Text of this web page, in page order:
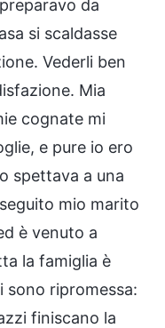
da
si scaldasse
Vederli ben
Mia
cognate mi
e pure io ero
spettava a una
mio marito
è venuto a
la famiglia è
sono ripromessa:
finiscano la